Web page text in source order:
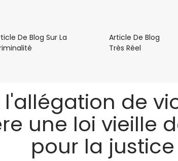
De Blog Sur La
Article
Criminalité
Article De Blog
Très Réel
de
une loi vieille
pour la justice